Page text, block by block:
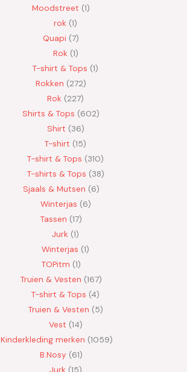
Moodstreet 1
rok 1
Quapi 7
Rok 1
T-shirt & Tops 1
Rokken 272
Rok 227
Shirts & Tops 602
Shirt 36
T-shirt 15
T-shirt & Tops 310
T-shirts & Tops 38
Sjaals & Mutsen 6
Winterjas 6
Tassen 17
Jurk 1
Winterjas 1
TOPitm 1
Truien & Vesten 167
T-shirt & Tops 4
Truien & Vesten 5
Vest 14
Kinderkleding merken 1059
B.Nosy 61
Jurk 15